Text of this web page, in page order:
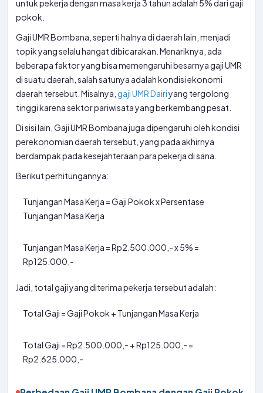
untuk pekerja dengan masa kerja 3 tahun adalah 5% dari gaji
pokok.
Gaji UMR Bombana, seperti halnya di daerah lain, menjadi
topik yang selalu hangat dibicarakan. Menariknya, ada
beberapa faktor yang bisa memengaruhi besarnya gaji UMR
di suatu daerah, salah satunya adalah kondisi ekonomi
daerah tersebut. Misalnya, gaji UMR Dairiyang tergolong
tinggi karena sektor pariwisata yang berkembang pesat.
Di sisi lain, Gaji UMR Bombana juga dipengaruhi oleh kondisi
perekonomian daerah tersebut, yang pada akhirnya
berdampak pada kesejahteraan para pekerja di sana.
Berikut perhitungannya:
Tunjangan Masa Kerja = Gaji Pokok x Persentase
Tunjangan Masa Kerja
Tunjangan Masa Kerja = Rp2.500.000,- x 5% =
Rp125.000,-
Jadi, total gaji yang diterima pekerja tersebut adalah:
Total Gaji = Gaji Pokok + Tunjangan Masa Kerja
Total Gaji = Rp2.500.000,- + Rp125.000,- =
Rp2.625.000,-